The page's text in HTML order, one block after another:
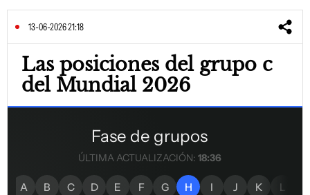
13-06-2026 21:18
Las posiciones del grupo c
del Mundial 2026